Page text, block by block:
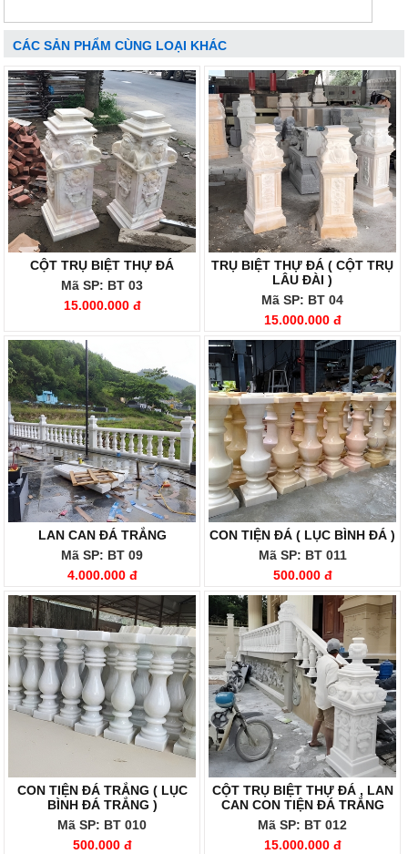
CÁC SẢN PHẨM CÙNG LOẠI KHÁC
CỘT TRỤ BIỆT THỰ ĐÁ
Mã SP: BT 03
15.000.000 đ
TRỤ BIỆT THỰ ĐÁ ( CỘT TRỤ
LÂU ĐÀI )
Mã SP: BT 04
15.000.000 đ
LAN CAN ĐÁ TRẮNG
Mã SP: BT 09
4.000.000 đ
CON TIỆN ĐÁ ( LỤC BÌNH ĐÁ )
Mã SP: BT 011
500.000 đ
CON TIỆN ĐÁ TRẮNG ( LỤC
BÌNH ĐÁ TRẮNG )
Mã SP: BT 010
500.000 đ
CỘT TRỤ BIỆT THỰ ĐÁ , LAN
CAN CON TIỆN ĐÁ TRẮNG
Mã SP: BT 012
15.000.000 đ